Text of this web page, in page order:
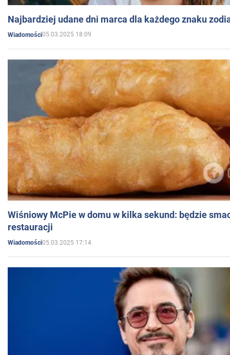
Najbardziej udane dni marca dla każdego znaku
Wiadomości05.03.2025 18:09
Wiśniowy McPie w domu w kilka sekund: będzie
restauracji
Wiadomości05.03.2025 17:14